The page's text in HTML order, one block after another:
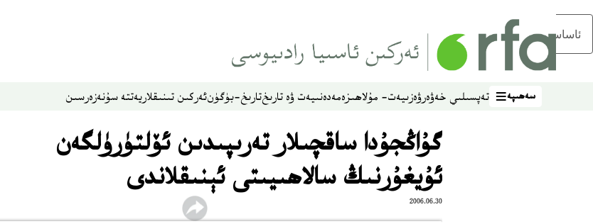
ئاساسلىق مەزمۇنغا ئاتلاڭ
سەھىپە
سەھىپە تەپسىلىي خەۋەرۋەزىيەت- مۇلاھىزەمەدەنىيەت ۋە تارىختارىخ-بۈگۈنئەركىن تىنىقلاريەتتە سۇنەزەرسىن
گۇاڭجۇدا ساقچىلار تەرىپىدىن ئۆلتۈرۈلگەن
ئۇيغۇرنىڭ سالاھىيىتى ئېنىقلاندى
2006.06.30